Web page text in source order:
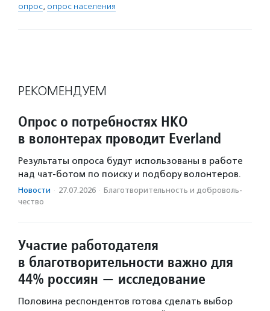
опрос, опрос населения
РЕКОМЕНДУЕМ
Опрос о потребностях НКО
в волонтерах проводит Everland
Результаты опроса будут использованы в работе
над чат-ботом по поиску и подбору волонтеров.
Новости · 27.07.2026 · Благотвори­тель­ность и доброволь­
чест­во
Участие работодателя
в благотворительности важно для
44% россиян — исследование
Половина респондентов готова сделать выбор